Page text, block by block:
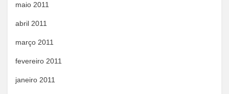
maio 2011
abril 2011
março 2011
fevereiro 2011
janeiro 2011